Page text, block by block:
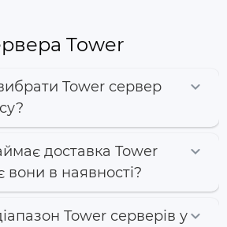
Tower
Tower сервер
доставка Tower
вони в наявності?
Tower серверів у